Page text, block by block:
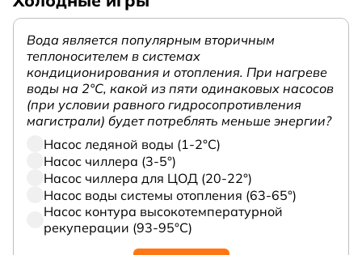
Вода является популярным вторичным
теплоносителем в системах
кондиционирования и отопления. При нагреве
воды на 2°С, какой из пяти одинаковых насосов
(при условии равного гидросопротивления
магистрали) будет потреблять меньше энергии?
Насос ледяной воды (1-2°С)
Насос чиллера (3-5°)
Насос чиллера для ЦОД (20-22°)
Насос воды системы отопления (63-65°)
Насос контура высокотемпературной
рекуперации (93-95°С)